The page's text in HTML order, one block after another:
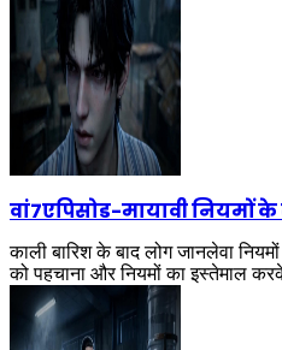
वां7एपिसोड-मायावी नियमों
काली बारिश के बाद लोग जानलेवा
को पहचाना और नियमों का इस्तेमाल